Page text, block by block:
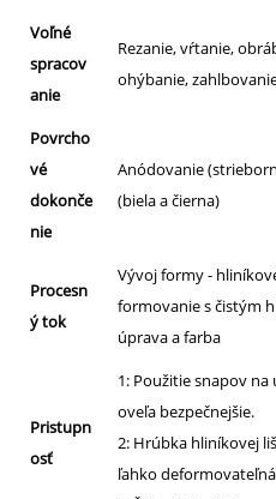
Voľné
spracov
anie
Rezanie, vŕtanie,
ohýbanie,
Povrcho
vé
dokonče
nie
Anódovanie
(biela a čierna)
Procesn
ý tok
Vývoj formy -
formovanie s čistým
úprava a farba
Pristupn
osť
1: Použitie snapov
oveľa bezpečnejšie.
2: Hrúbka hliníkovej
ľahko